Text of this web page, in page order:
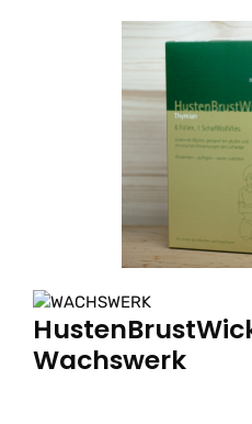
Bildergalerie überspringen
Wachswerk